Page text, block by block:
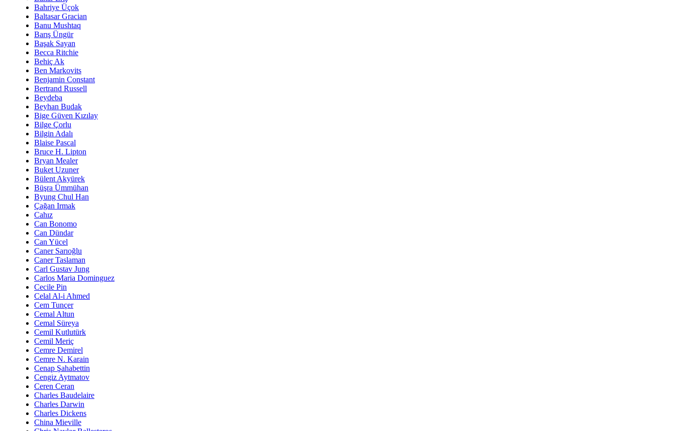
Bahriye Üçok
Baltasar Gracian
Banu Mushtaq
Barış Üngür
Başak Sayan
Becca Ritchie
Behiç Ak
Ben Markovits
Benjamin Constant
Bertrand Russell
Beydeba
Beyhan Budak
Bige Güven Kızılay
Bilge Çorlu
Bilgin Adalı
Blaise Pascal
Bruce H. Lipton
Bryan Mealer
Buket Uzuner
Bülent Akyürek
Büşra Ümmühan
Byung Chul Han
Çağan Irmak
Cahız
Can Bonomo
Can Dündar
Can Yücel
Caner Sarıoğlu
Caner Taslaman
Carl Gustav Jung
Carlos Maria Dominguez
Cecile Pin
Celal Al-i Ahmed
Cem Tunçer
Cemal Altun
Cemal Süreya
Cemil Kutlutürk
Cemil Meriç
Cemre Demirel
Cemre N. Karain
Cenap Şahabettin
Cengiz Aytmatov
Ceren Ceran
Charles Baudelaire
Charles Darwin
Charles Dickens
China Mieville